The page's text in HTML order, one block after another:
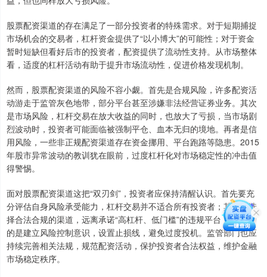
股票配资渠道的存在满足了一部分投资者的特殊需求。对于短期捕捉
市场机会的交易者，杠杆资金提供了“以小博大”的可能性；对于资金
暂时短缺但看好后市的投资者，配资提供了流动性支持。从市场整体
看，适度的杠杆活动有助于提升市场流动性，促进价格发现机制。
然而，股票配资渠道的风险不容小觑。首先是合规风险，许多配资活
动游走于监管灰色地带，部分平台甚至涉嫌非法经营证券业务。其次
是市场风险，杠杆交易在放大收益的同时，也放大了亏损，当市场剧
烈波动时，投资者可能面临被强制平仓、血本无归的境地。再者是信
用风险，一些非正规配资渠道存在资金挪用、平台跑路等隐患。2015
年股市异常波动的教训犹在眼前，过度杠杆化对市场稳定性的冲击值
得警惕。
面对股票配资渠道这把“双刃剑”，投资者应保持清醒认识。首先要充
分评估自身风险承受能力，杠杆交易并不适合所有投资者；其次要选
择合法合规的渠道，远离承诺“高杠杆、低门槛”的违规平台；最重要
的是建立风险控制意识，设置止损线，避免过度投机。监管部门也应
持续完善相关法规，规范配资活动，保护投资者合法权益，维护金融
市场稳定秩序。